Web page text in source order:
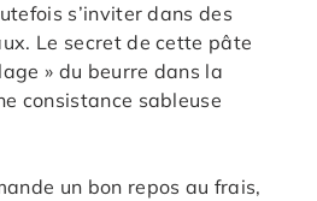
s’inviter dans des
Le secret de cette pâte
» du beurre dans la
consistance sableuse
un bon repos au frais,